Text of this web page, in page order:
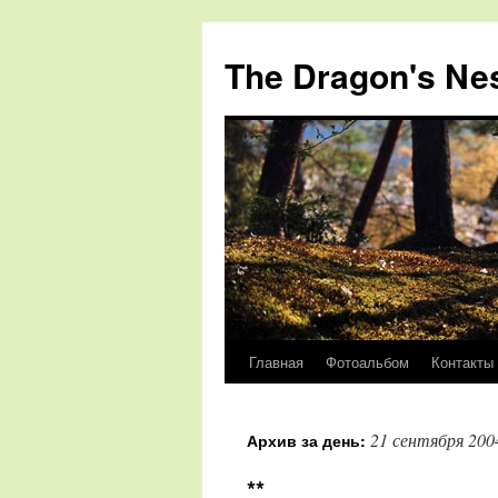
The Dragon's
Перейти
содержимому
Главная Фотоальбом Контакты
Архив за день: 21 сентября
**